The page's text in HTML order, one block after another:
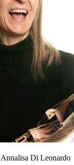
Annalisa Di Leonardo